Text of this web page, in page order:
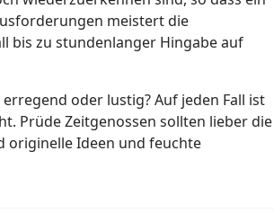
meistert die
bis zu stundenlanger Hingabe auf
oder lustig? Auf jeden Fall ist
Prüde Zeitgenossen sollten lieber die
originelle Ideen und feuchte